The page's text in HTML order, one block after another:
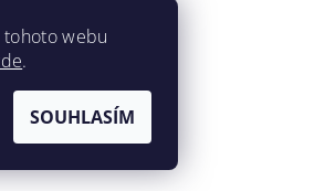
webu
.
SOUHLASÍM